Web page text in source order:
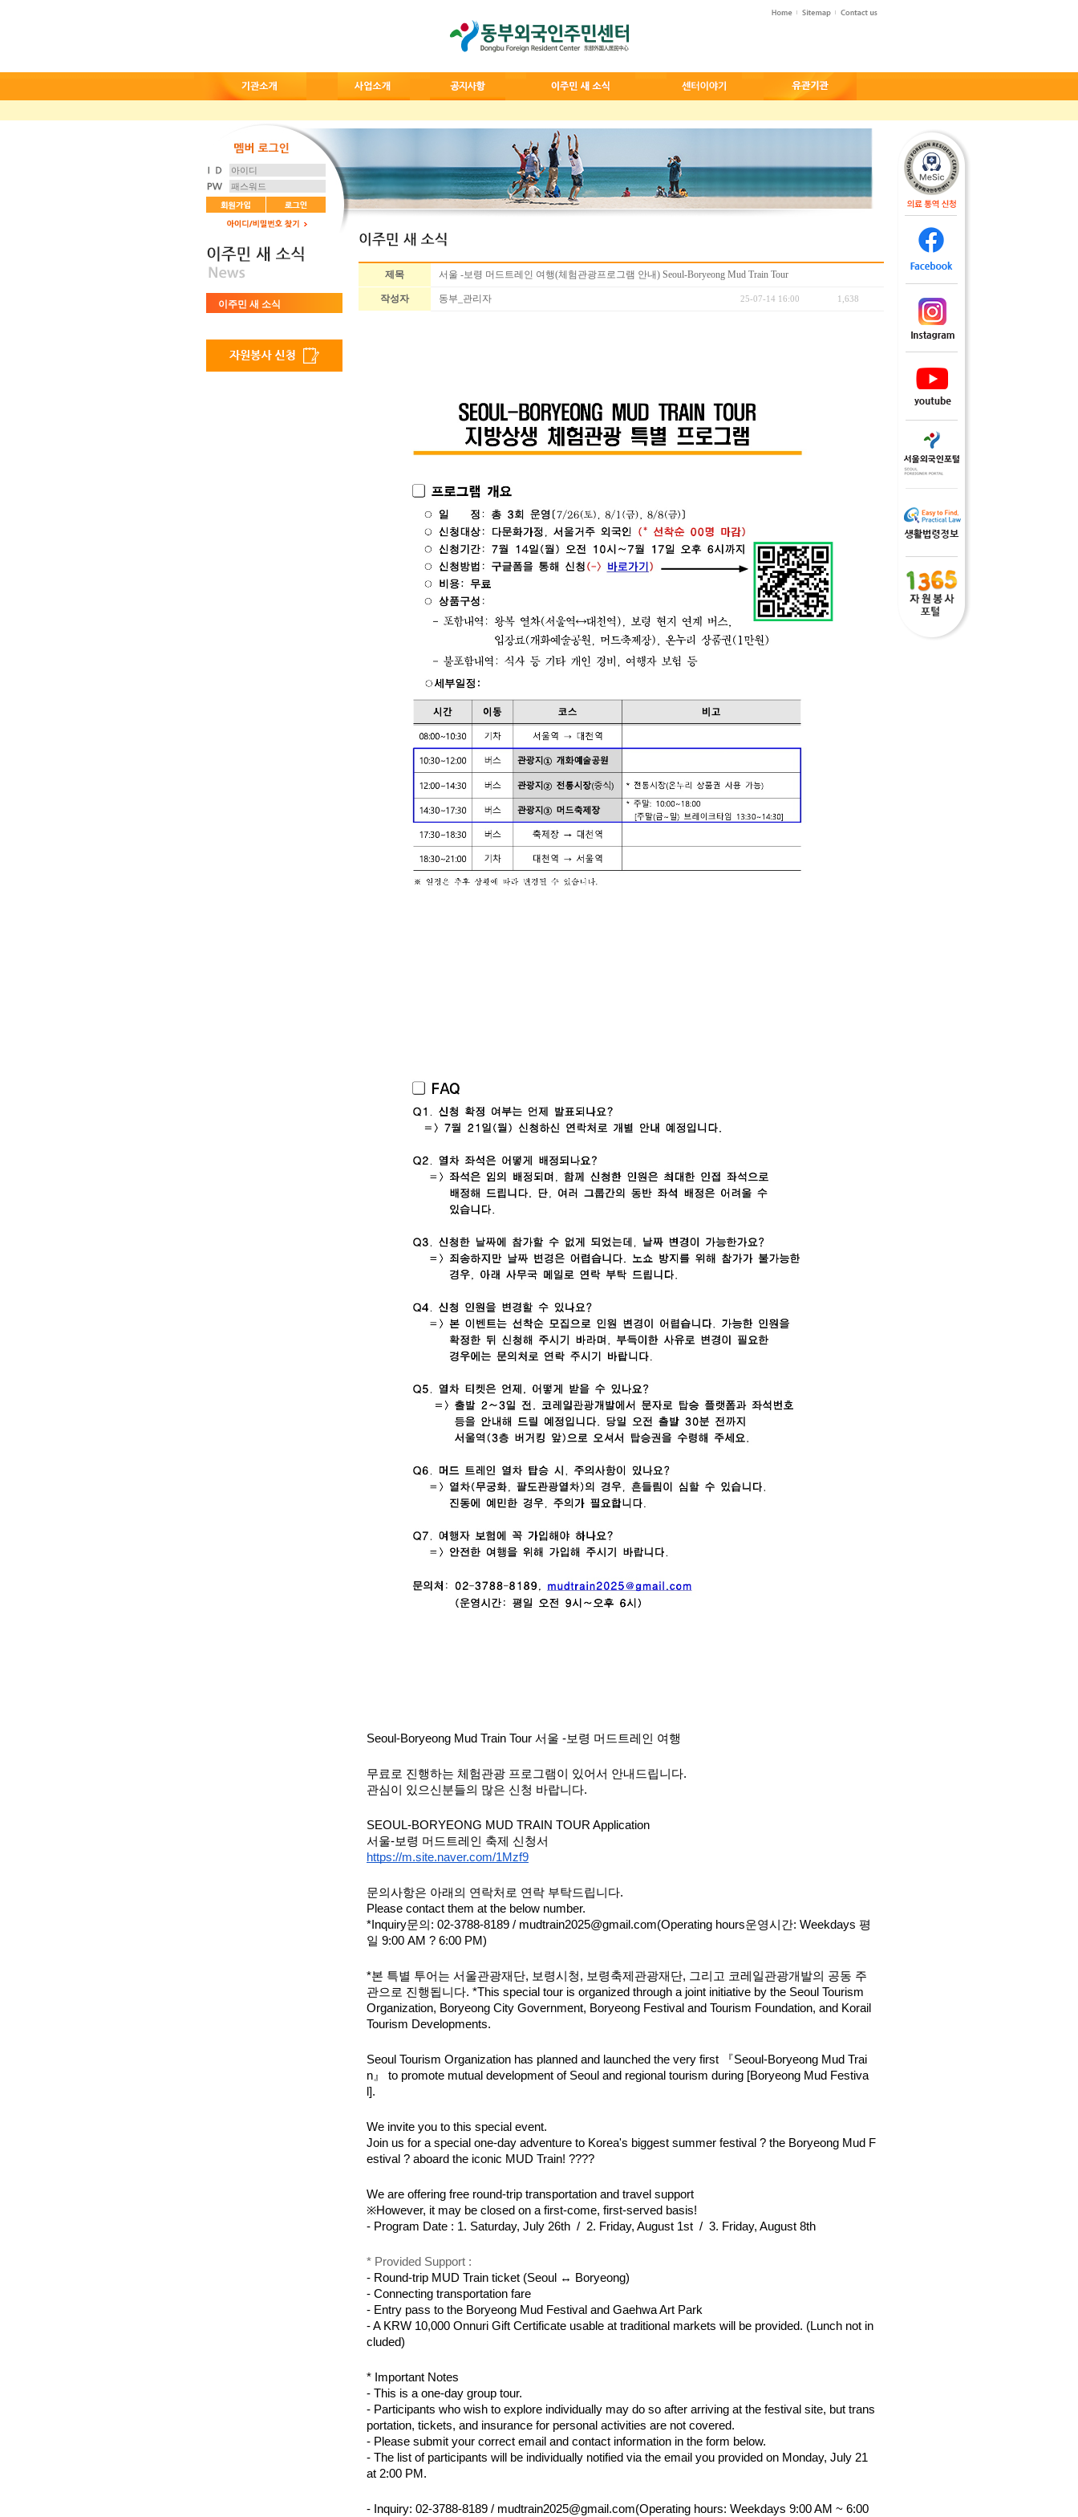
이주민 새 소식
제목 서울 -보령 머드트레인 여행(체험관광프로그램 안내) Seoul-Boryeong Mud Train Tour
작성자 동부_관리자 25-07-14 16:00 1,638
Seoul-Boryeong Mud Train Tour 서울 -보령 머드트레인 여행
무료로 진행하는 체험관광 프로그램이 있어서 안내드립니다.
관심이 있으신분들의 많은 신청 바랍니다.
SEOUL-BORYEONG MUD TRAIN TOUR Application
서울-보령 머드트레인 축제 신청서
https://m.site.naver.com/1Mzf9
문의사항은 아래의 연락처로 연락 부탁드립니다.
Please contact them at the below number.
*Inquiry문의: 02-3788-8189 / mudtrain2025@gmail.com(Operating hours운영시간: Weekdays 평
일 9:00 AM ? 6:00 PM)
*본 특별 투어는 서울관광재단, 보령시청, 보령축제관광재단, 그리고 코레일관광개발의 공동 주
관으로 진행됩니다. *This special tour is organized through a joint initiative by the Seoul Tourism
Organization, Boryeong City Government, Boryeong Festival and Tourism Foundation, and Korail
Tourism Developments.
Seoul Tourism Organization has planned and launched the very first 『Seoul-Boryeong Mud Trai
n』 to promote mutual development of Seoul and regional tourism during [Boryeong Mud Festiva
l].
We invite you to this special event.
Join us for a special one-day adventure to Korea's biggest summer festival ? the Boryeong Mud F
estival ? aboard the iconic MUD Train! ????
We are offering free round-trip transportation and travel support
※However, it may be closed on a first-come, first-served basis!
- Program Date : 1. Saturday, July 26th  /  2. Friday, August 1st  /  3. Friday, August 8th
* Provided Support :
- Round-trip MUD Train ticket (Seoul ↔ Boryeong)
- Connecting transportation fare
- Entry pass to the Boryeong Mud Festival and Gaehwa Art Park
- A KRW 10,000 Onnuri Gift Certificate usable at traditional markets will be provided. (Lunch not in
cluded)
* Important Notes
- This is a one-day group tour.
- Participants who wish to explore individually may do so after arriving at the festival site, but trans
portation, tickets, and insurance for personal activities are not covered.
- Please submit your correct email and contact information in the form below.
- The list of participants will be individually notified via the email you provided on Monday, July 21
at 2:00 PM.
- Inquiry: 02-3788-8189 / mudtrain2025@gmail.com(Operating hours: Weekdays 9:00 AM ~ 6:00